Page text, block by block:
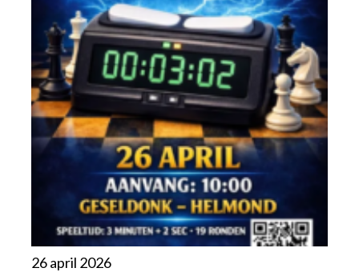
26 april 2026